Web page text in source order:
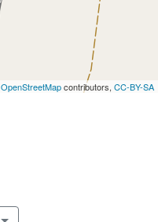
OpenStreetMapcontributors, CC-BY-SA